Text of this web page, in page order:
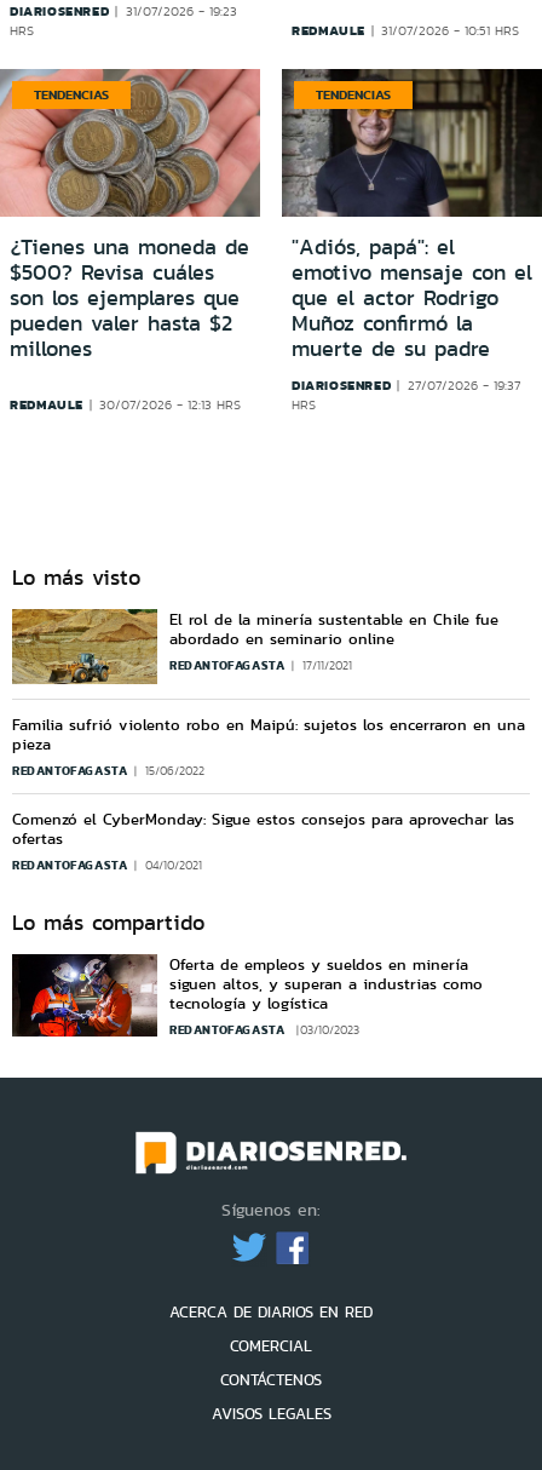
DIARIOSENRED
31/07/2026 - 19:23
HRS
REDMAULE 31/07/2026 - 10:51 HRS
TENDENCIAS
¿Tienes una moneda de
$500? Revisa cuáles
son los ejemplares que
pueden valer hasta $2
millones
REDMAULE 30/07/2026 - 12:13 HRS
TENDENCIAS
"Adiós, papá": el
emotivo mensaje con el
que el actor Rodrigo
Muñoz confirmó la
muerte de su padre
DIARIOSENRED
27/07/2026 - 19:37
HRS
Lo más visto
El rol de la minería sustentable en Chile fue
abordado en seminario online
REDANTOFAGASTA 17/11/2021
Familia sufrió violento robo en Maipú: sujetos los encerraron en una
pieza
REDANTOFAGASTA 15/06/2022
Comenzó el CyberMonday: Sigue estos consejos para aprovechar las
ofertas
REDANTOFAGASTA 04/10/2021
Lo más compartido
Oferta de empleos y sueldos en minería
siguen altos, y superan a industrias como
tecnología y logística
REDANTOFAGASTA 03/10/2023
Síguenos en:
ACERCA DE DIARIOS EN RED
COMERCIAL
CONTÁCTENOS
AVISOS LEGALES